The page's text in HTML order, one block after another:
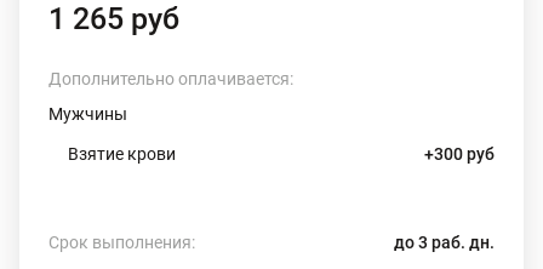
1 265 руб
Дополнительно оплачивается:
Мужчины
Взятие крови +300 руб
Срок выполнения: до 3 раб. дн.